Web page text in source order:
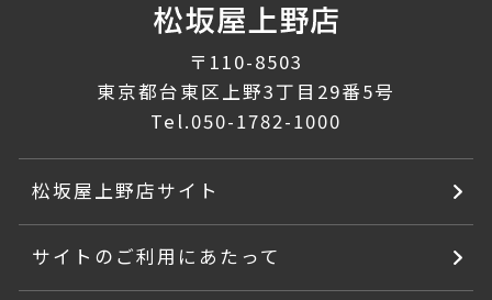
〒110-8503
東京都台東区上野3丁目29番5号
Tel.050-1782-1000
松坂屋上野店サイト
サイトのご利用にあたって